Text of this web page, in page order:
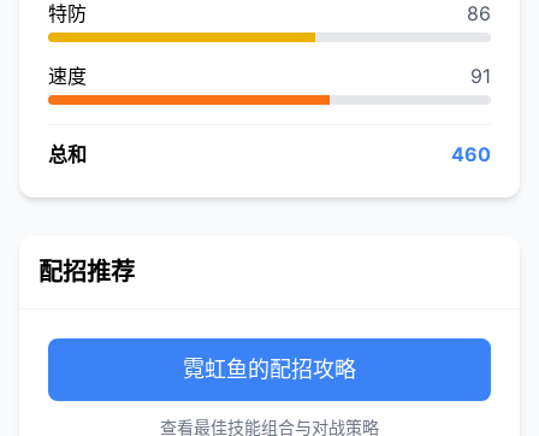
特防 86
速度 91
总和 460
配招推荐
霓虹鱼的配招攻略
查看最佳技能组合与对战策略